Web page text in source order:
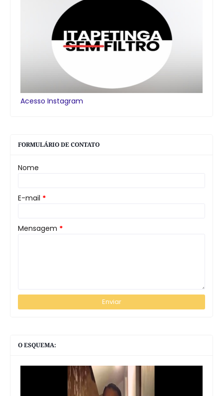
Acesso Instagram
FORMULÁRIO DE CONTATO
Nome
E-mail *
Mensagem *
O ESQUEMA: